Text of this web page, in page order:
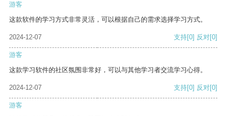
游客
这款软件的学习方式非常灵活，可以根据自己的需求选择学习方式。
2024-12-07 支持[0] 反对[0]
游客
这款学习软件的社区氛围非常好，可以与其他学习者交流学习心得。
2024-12-07 支持[0] 反对[0]
游客